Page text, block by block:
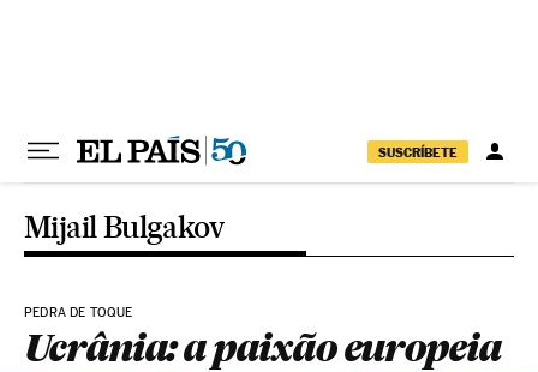
SUSCRÍBETE
Mijail Bulgakov
PEDRA DE TOQUE
Ucrânia: a paixão europeia